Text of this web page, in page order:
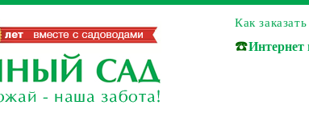
Как заказать
☎️Интернет